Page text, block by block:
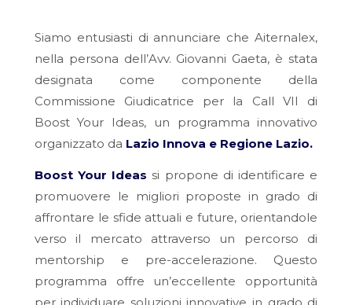
Siamo entusiasti di annunciare che Aiternalex,
nella persona dell’Avv. Giovanni Gaeta, è stata
designata come componente della
Commissione Giudicatrice per la Call VII di
Boost Your Ideas, un programma innovativo
organizzato da Lazio Innova e Regione Lazio.
Boost Your Ideas si propone di identificare e
promuovere le migliori proposte in grado di
affrontare le sfide attuali e future, orientandole
verso il mercato attraverso un percorso di
mentorship e pre-accelerazione. Questo
programma offre un’eccellente opportunità
per individuare soluzioni innovative in grado di